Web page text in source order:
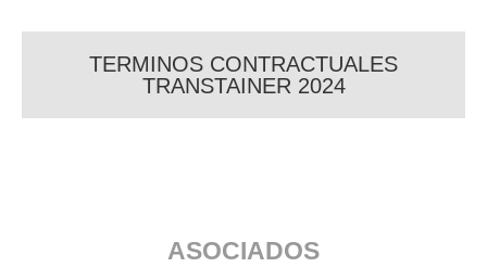
TERMINOS CONTRACTUALES
TRANSTAINER 2024
ASOCIADOS